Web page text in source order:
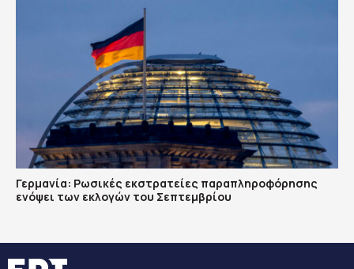
Γερμανία: Ρωσικές εκστρατείες παραπληροφόρησης
ενόψει των εκλογών του Σεπτεμβρίου